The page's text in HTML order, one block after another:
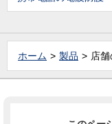
ホーム 製品 店